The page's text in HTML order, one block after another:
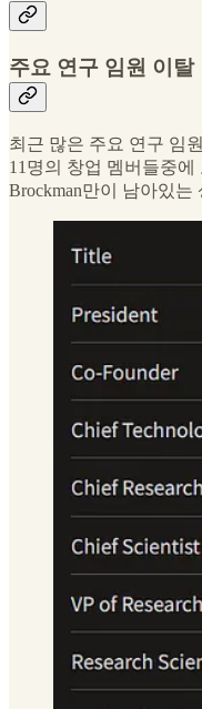
주요 연구 임원 이탈
최근 많은 주요 연구 임
11명의 창업 멤버들중에
Brockman만이 남아있는